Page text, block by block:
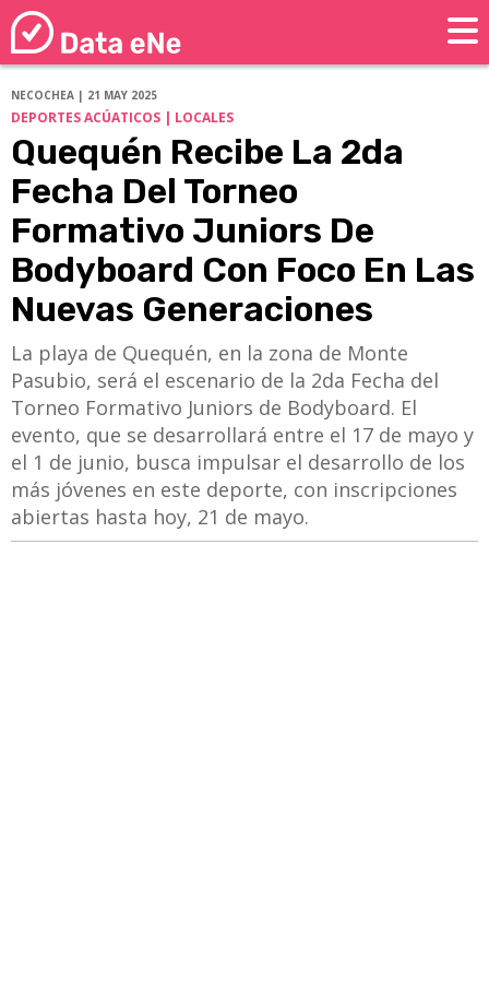
NECOCHEA | 21 MAY 2025
DEPORTES ACÚATICOS | LOCALES
Quequén Recibe La 2da
Fecha Del Torneo
Formativo Juniors De
Bodyboard Con Foco En Las
Nuevas Generaciones
La playa de Quequén, en la zona de Monte
Pasubio, será el escenario de la 2da Fecha del
Torneo Formativo Juniors de Bodyboard. El
evento, que se desarrollará entre el 17 de mayo y
el 1 de junio, busca impulsar el desarrollo de los
más jóvenes en este deporte, con inscripciones
abiertas hasta hoy, 21 de mayo.